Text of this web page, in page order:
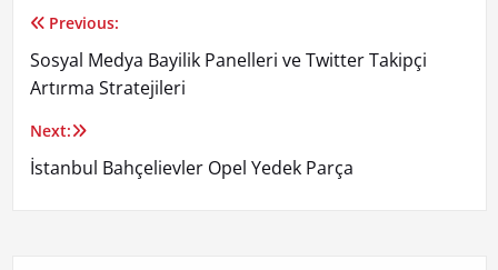
Yazı
gezinmesi
Previous:
Sosyal Medya Bayilik Panelleri ve Twitter Takipçi
Artırma Stratejileri
Next:
İstanbul Bahçelievler Opel Yedek Parça